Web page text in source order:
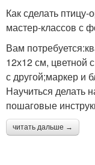
Как сделать
мастер-классов с
Вам
12х12 см, цветной
с другой;маркер и
Научиться делать
пошаговые
читать дальше →